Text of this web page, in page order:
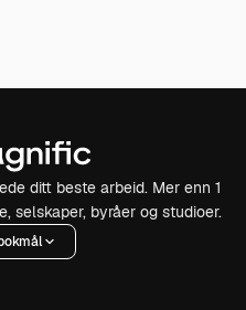
ditt beste arbeid. Mer enn 1
selskaper, byråer og studioer.